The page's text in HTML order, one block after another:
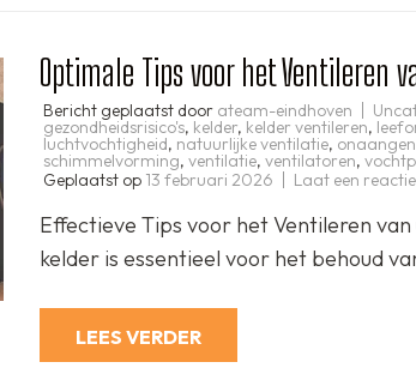
Optimale Tips voor het Ventileren
Bericht geplaatst door ateam-eindhoven
gezondheidsrisico's, kelder, kelder ventileren,
luchtvochtigheid, natuurlijke ventilatie,
schimmelvorming, ventilatie, ventilatoren,
Geplaatst op 13 februari 2026 Laat een
Effectieve Tips voor het Ventileren
kelder is essentieel voor het behoud
LEES VERDER